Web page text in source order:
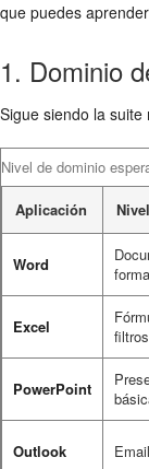
que puedes
1. Dominio
Sigue siendo la
Nivel de dominio
Aplicación
Word
Excel
PowerPoint
Outlook